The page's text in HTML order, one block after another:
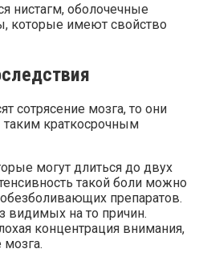
нистагм, оболочечные
которые имеют свойство
сотрясение мозга, то они
краткосрочным
могут длиться до двух
такой боли можно
препаратов.
видимых на то причин.
концентрация внимания,
мозга.